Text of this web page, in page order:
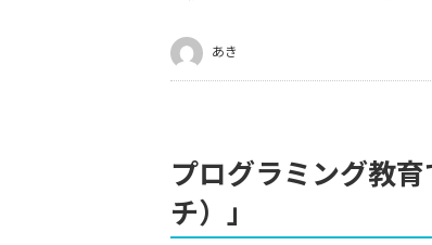
あき
プログラミング教
チ）」